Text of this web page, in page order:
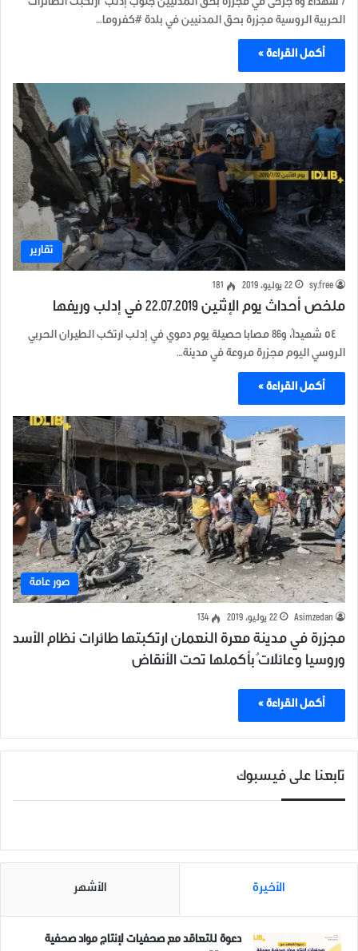
7 شهداء و6 جرحى في مجزرة بحق المدنيين جنوب إدلب ارتكبت الطائرات
الحربية الروسية مجزرة بحق المدنيين في بلدة #كفروما…
أكمل القراءة »
تقارير
sy.free 22 يوليو، 2019 181
ملخص أحداث يوم الإثنين 22.07.2019 في إدلب وريفها
٥٤ شهيداً، و86 مصابا حصيلة يوم دموي في إدلب ارتكب الطيران الحربي
الروسي اليوم مجزرة مروعة في مدينة…
أكمل القراءة »
صور عامة
Asimzedan 22 يوليو، 2019 134
مجزرة في مدينة معرة النعمان ارتكبتها طائرات نظام الأسد
وروسيا وعائلاتٌ بأكملها تحت الأنقاض
أكمل القراءة »
تابعنا على فيسبوك
الأخيرة الأشهر
دعوة للتعاقد مع صحفيات لإنتاج مواد صحفية